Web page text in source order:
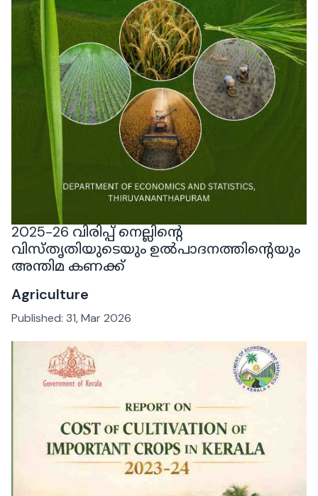
2025-26 വിരിപ്പ് നെല്ലിന്റെ
വിസ്തൃതിയുടെയും ഉൽപാദനത്തിന്റെയും
അന്തിമ കണക്ക്
Agriculture
Published: 31, Mar 2026